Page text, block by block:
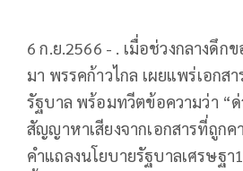
6 ก.ย.2566 - . เมื่อช่วงกลางดึก
มา พรรคก้าวไกล เผยแพร่เอกส
รัฐบาล พร้อมทวีตข้อความว่า “
สัญญาหาเสียงจากเอกสารที่ถูก
คำแถลงนโยบายรัฐบาลเศรษฐา